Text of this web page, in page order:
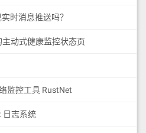
时消息推送吗？
动式健康监控状态页
监控工具 RustNet
日志系统